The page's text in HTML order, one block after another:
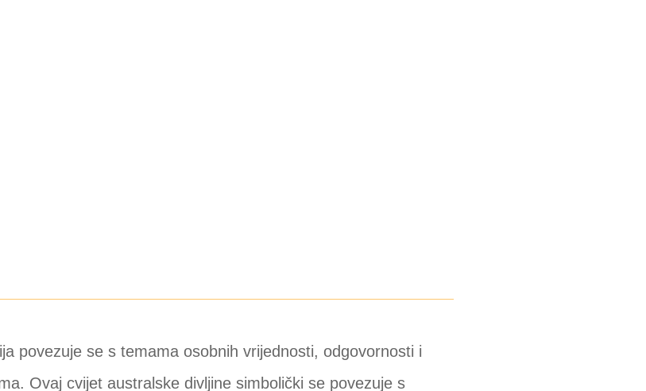
povezuje se s temama osobnih vrijednosti, odgovornosti i
Ovaj cvijet australske divljine simbolički se povezuje s